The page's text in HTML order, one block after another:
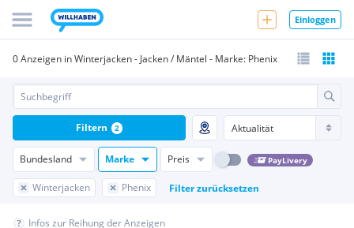
Einloggen
0 Anzeigen in Winterjacken - Jacken / Mäntel - Marke: Phenix
Bundesland Marke Preis PayLivery
Winterjacken Phenix Filter zurücksetzen
Filtern 2
Infos zur Reihung der Anzeigen